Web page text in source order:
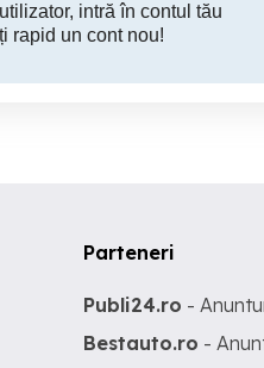
intră în contul tău
rapid un cont nou!
Parteneri
Publi24.ro -
Bestauto.ro -